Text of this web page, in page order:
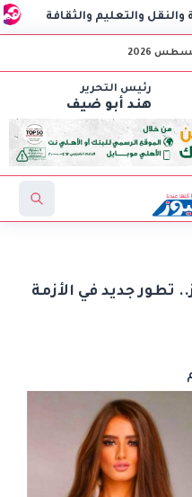
AIG توقع اتفاقية مع CSCEC الصينية لبدء تنفيذ مشروع AI Tower بالعاصمة الإدارية الجديدة والثقافة
رئيس التحرير
هند أبو ضيف
تطور جديد في الأزمة